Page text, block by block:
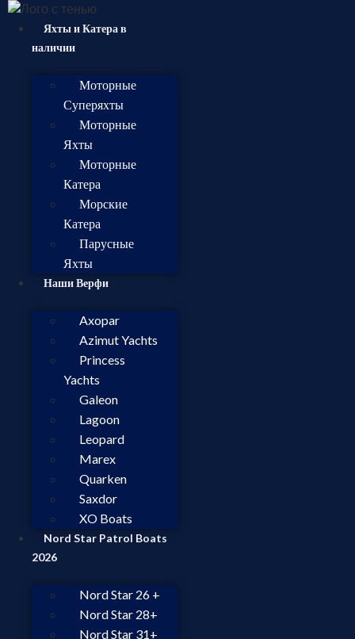
Яхты и Катера в
наличии
Моторные
Суперяхты
Моторные
Яхты
Моторные
Катера
Морские
Катера
Парусные
Яхты
Наши Верфи
Axopar
Azimut Yachts
Princess
Yachts
Galeon
Lagoon
Leopard
Marex
Quarken
Saxdor
XO Boats
Nord Star Patrol Boats
2026
Nord Star 26 +
Nord Star 28+
Nord Star 31+